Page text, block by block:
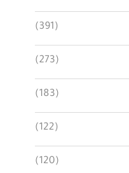
(391)
(273)
(183)
(122)
(120)